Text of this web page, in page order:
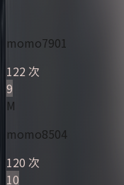
momo7901
122 次
9
M
momo8504
120 次
10